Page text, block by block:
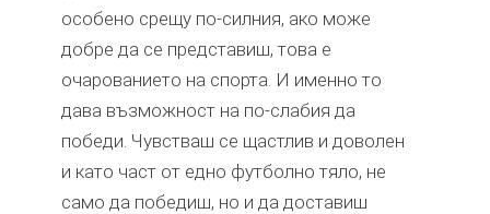
особено срещу по-силния, ако може
добре да се представиш, това е
очарованието на спорта. И именно то
дава възможност на по-слабия да
победи. Чувстваш се щастлив и доволен
и като част от едно футболно тяло, не
само да победиш, но и да доставиш